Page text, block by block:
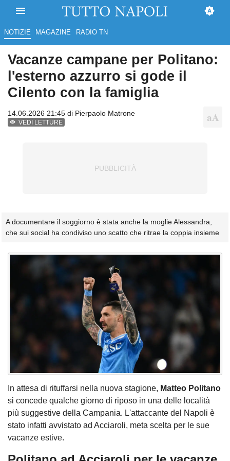
NOTIZIE MAGAZINE RADIO TN
Vacanze campane per Politano:
l'esterno azzurro si gode il
Cilento con la famiglia
14.06.2026 21:45 di Pierpaolo Matrone
VEDI LETTURE
A documentare il soggiorno è stata anche la moglie Alessandra,
che sui social ha condiviso uno scatto che ritrae la coppia insieme
In attesa di rituffarsi nella nuova stagione, Matteo Politano
si concede qualche giorno di riposo in una delle località
più suggestive della Campania. L'attaccante del Napoli è
stato infatti avvistato ad Acciaroli, meta scelta per le sue
vacanze estive.